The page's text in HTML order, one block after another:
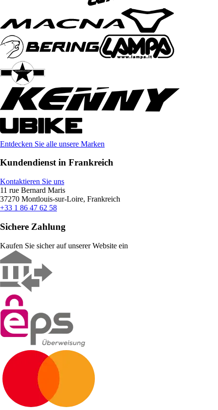
Entdecken Sie alle unsere Marken
Kundendienst in Frankreich
Kontaktieren Sie uns
11 rue Bernard Maris
37270 Montlouis-sur-Loire, Frankreich
+33 1 86 47 62 58
Sichere Zahlung
Kaufen Sie sicher auf unserer Website ein